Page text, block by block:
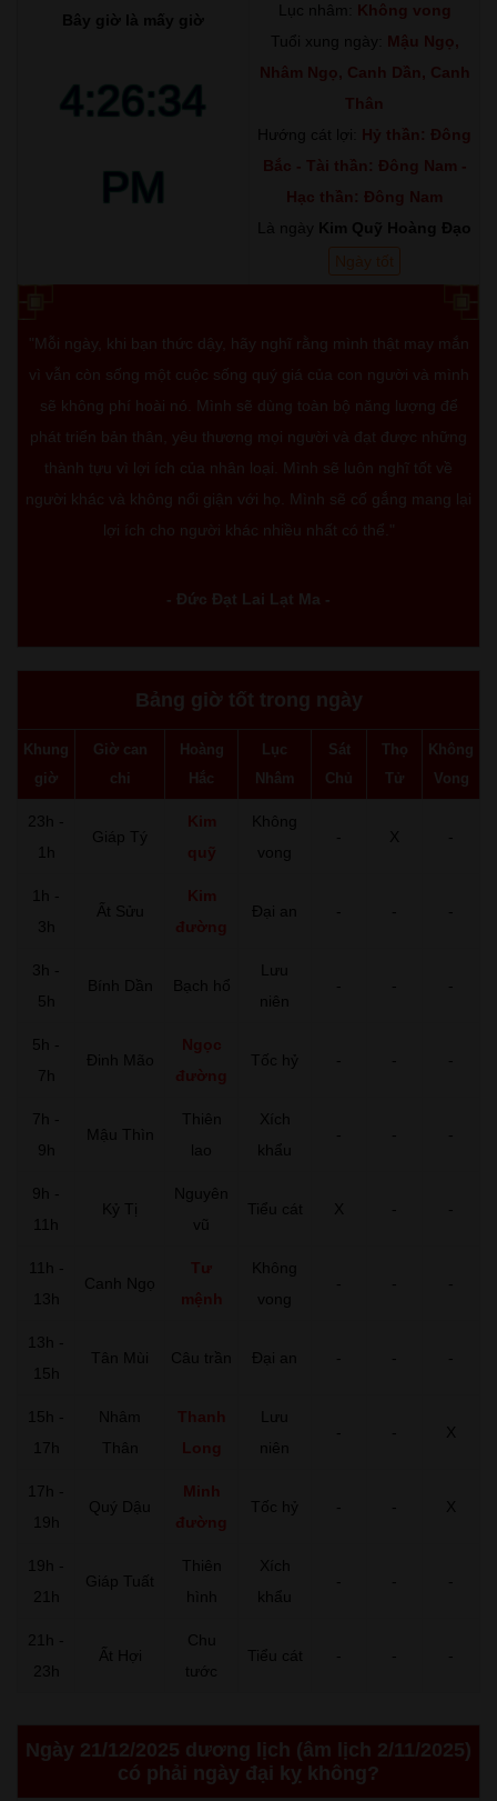
Bây giờ là mấy giờ
4:26:35
PM
Lục nhâm: Không vong
Tuổi xung ngày: Mậu Ngọ,
Nhâm Ngọ, Canh Dần, Canh
Thân
Hướng cát lợi: Hỷ thần: Đông
Bắc - Tài thần: Đông Nam -
Hạc thần: Đông Nam
Là ngày Kim Quỹ Hoàng Đạo
Ngày tốt
"Mỗi ngày, khi bạn thức dậy, hãy nghĩ rằng mình thật may mắn
vì vẫn còn sống một cuộc sống quý giá của con người và mình
sẽ không phí hoài nó. Mình sẽ dùng toàn bộ năng lượng để
phát triển bản thân, yêu thương mọi người và đạt được những
thành tựu vì lợi ích của nhân loại. Mình sẽ luôn nghĩ tốt về
người khác và không nổi giận với họ. Mình sẽ cố gắng mang lại
lợi ích cho người khác nhiều nhất có thể."
- Đức Đạt Lai Lạt Ma -
Bảng giờ tốt trong ngày
Khung
giờ
Giờ can
chi
Hoàng
Hắc
Lục
Nhâm
Sát
Chủ
Thọ
Tử
Không
Vong
23h -
1h
Giáp Tý
Kim
quỹ
Không
vong
- X -
1h -
3h
Ất Sửu
Kim
đường
Đại an - - -
3h -
5h
Bính Dần Bạch hổ
Lưu
niên
- - -
5h -
7h
Đinh Mão
Ngọc
đường
Tốc hỷ - - -
7h -
9h
Mậu Thìn
Thiên
lao
Xích
khẩu
- - -
9h -
11h
Kỷ Tị
Nguyên
vũ
Tiểu cát X - -
11h -
13h
Canh Ngọ
Tư
mệnh
Không
vong
- - -
13h -
15h
Tân Mùi Câu trần Đại an - - -
15h -
17h
Nhâm
Thân
Thanh
Long
Lưu
niên
- - X
17h -
19h
Quý Dậu
Minh
đường
Tốc hỷ - - X
19h -
21h
Giáp Tuất
Thiên
hình
Xích
khẩu
- - -
21h -
23h
Ất Hợi
Chu
tước
Tiểu cát - - -
Ngày 21/12/2025 dương lịch (âm lịch 2/11/2025)
có phải ngày đại kỵ không?